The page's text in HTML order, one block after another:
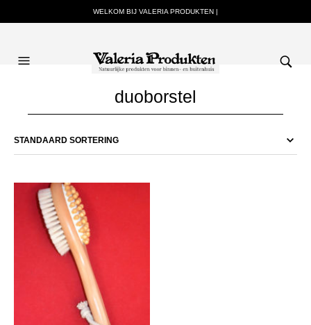
WELKOM BIJ VALERIA PRODUKTEN |
duoborstel